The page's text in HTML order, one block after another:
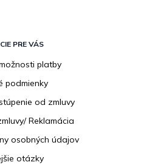
PRE VÁS
platby
podmienky
od zmluvy
Reklamácia
osobných údajov
otázky